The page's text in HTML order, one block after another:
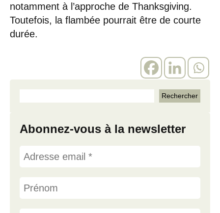
notamment à l’approche de Thanksgiving.
Toutefois, la flambée pourrait être de courte
durée.
Abonnez-vous à la newsletter